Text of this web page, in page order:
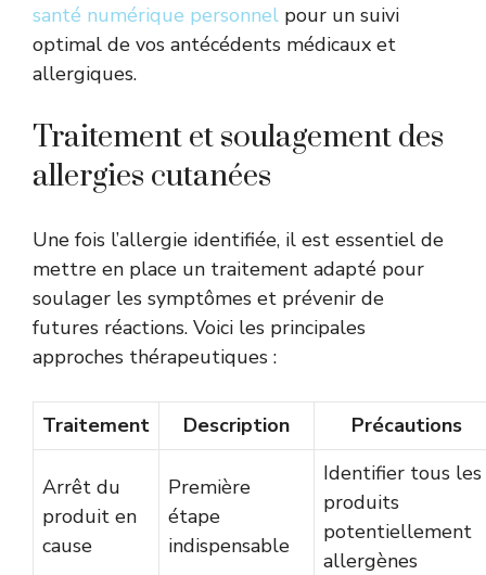
santé numérique personnel pour un suivi
optimal de vos antécédents médicaux et
allergiques.
Traitement et soulagement des
allergies cutanées
Une fois l’allergie identifiée, il est essentiel de
mettre en place un traitement adapté pour
soulager les symptômes et prévenir de
futures réactions. Voici les principales
approches thérapeutiques :
Traitement Description Précautions
Arrêt du
produit en
cause
Première
étape
indispensable
Identifier tous les
produits
potentiellement
allergènes